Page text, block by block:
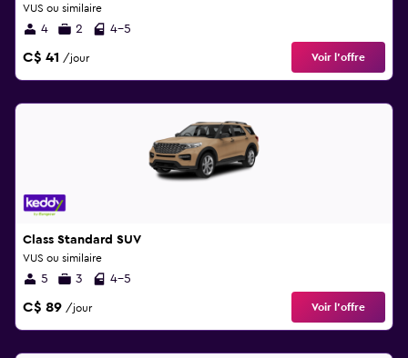
VUS ou similaire
4 2 4-5
C$ 41 /jour Voir l’offre
Class Standard SUV
VUS ou similaire
5 3 4-5
C$ 89 /jour Voir l’offre